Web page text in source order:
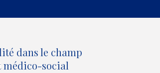
dans le champ
médico-social